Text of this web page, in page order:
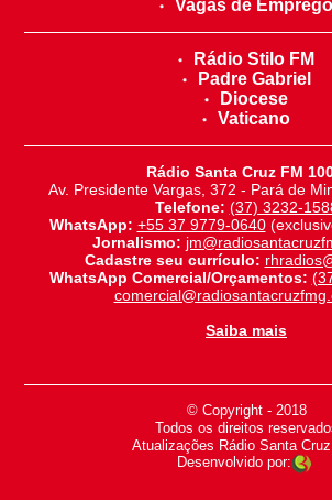
Vagas de Emprego
Rádio Stilo FM
Padre Gabriel
Diocese
Vaticano
Rádio Santa Cruz FM
Av. Presidente Vargas, 372 - Pará de
Telefone: (37) 3232-
WhatsApp: +55 37 9779-0640
Jornalismo:
Cadastre seu currículo:
WhatsApp Comercial/Orçamentos:
Saiba mais
© Copyright - 2018
-
Todos os direitos
-
Atualizações Rádio Santa
Desenvolvido por: